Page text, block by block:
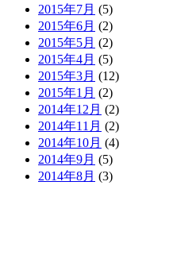
2015年7月 (5)
2015年6月 (2)
2015年5月 (2)
2015年4月 (5)
2015年3月 (12)
2015年1月 (2)
2014年12月 (2)
2014年11月 (2)
2014年10月 (4)
2014年9月 (5)
2014年8月 (3)